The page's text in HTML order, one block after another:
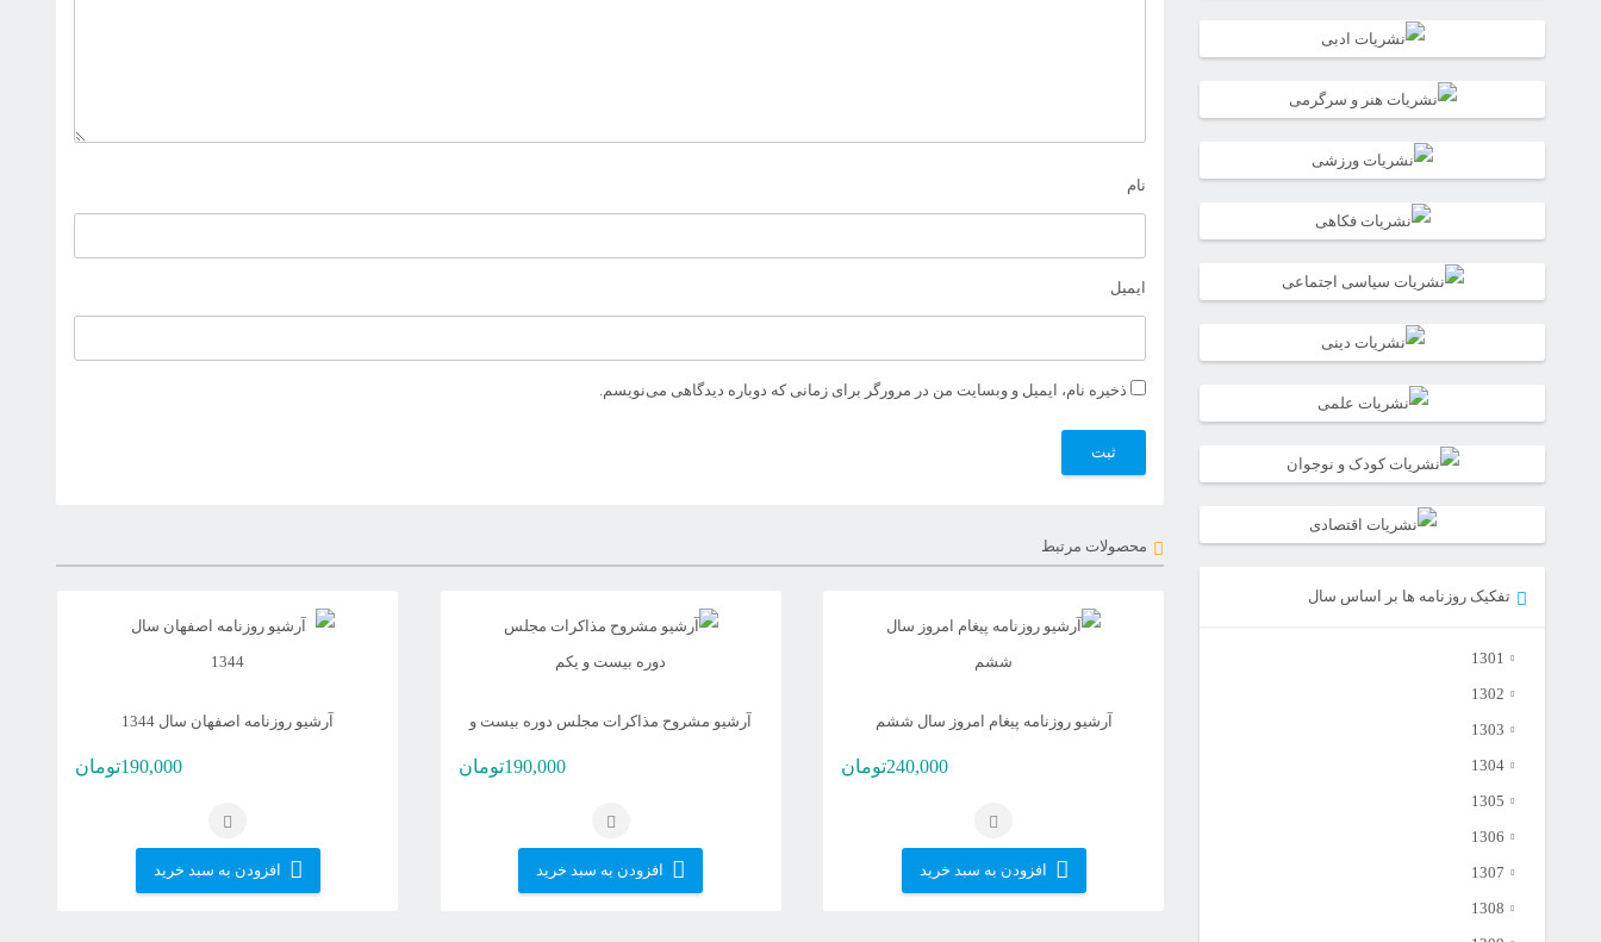
نام
ایمیل
ذخیره نام، ایمیل و وبسایت من در مرورگر برای زمانی که دوباره دیدگاهی می‌نویسم.
محصولات مرتبط
آرشیو روزنامه پیغام امروز سال ششم
240,000تومان
افزودن به سبد خرید
آرشیو مشروح مذاکرات مجلس دوره بیست و
190,000تومان
افزودن به سبد خرید
آرشیو روزنامه اصفهان سال 1344
190,000تومان
افزودن به سبد خرید
تفکیک روزنامه ها بر اساس سال
1301
1302
1303
1304
1305
1306
1307
1308